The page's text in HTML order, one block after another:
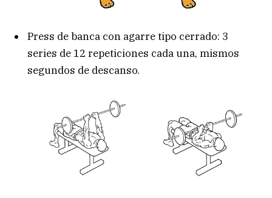
Press de banca con agarre tipo cerrado: 3
series de 12 repeticiones cada una, mismos
segundos de descanso.